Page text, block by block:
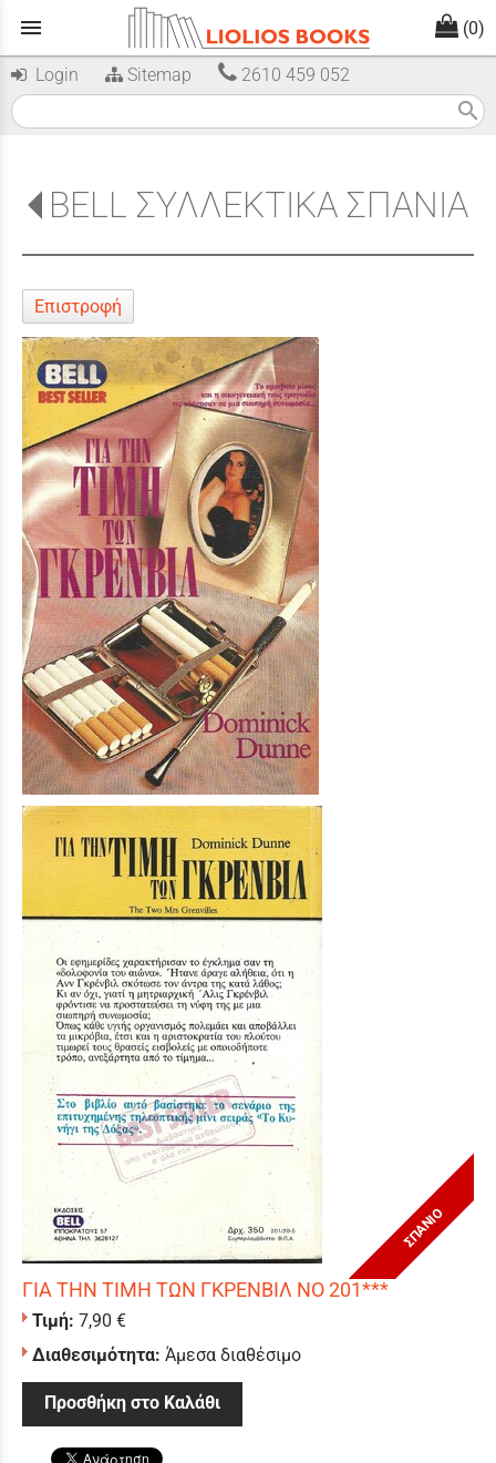
menu (0)
Login Sitemap 2610 459 052
search
BELL ΣΥΛΛΕΚΤΙΚΑ ΣΠΑΝΙΑ
Επιστροφή
ΣΠΑΝΙΟ
ΓΙΑ ΤΗΝ ΤΙΜΗ ΤΩΝ ΓΚΡΕΝΒΙΛ ΝΟ 201***
Τιμή: 7,90 €
Διαθεσιμότητα: Άμεσα διαθέσιμο
Προσθήκη στο Καλάθι